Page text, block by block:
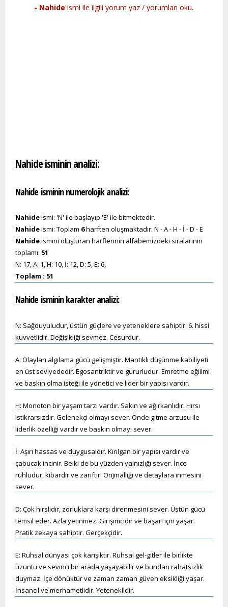
- Nahide ismi ile ilgili yorum yaz / yorumları oku.
Nahide isminin analizi:
Nahide isminin numerolojik analizi:
Nahideismi: 'N' ile başlayıp 'E' ile bitmektedir.
Nahideismi: Toplam 6harften oluşmaktadır: N - A - H - İ - D - E
Nahideismini oluşturan harflerinin alfabemizdeki sıralarının
toplamı: 51
N: 17, A: 1, H: 10, İ: 12, D: 5, E: 6,
Toplam : 51
Nahide isminin karakter analizi:
N: Sağduyuludur, üstün güçlere ve yeteneklere sahiptir. 6. hissi
kuvvetlidir. Değişikliği sevmez. Cesurdur.
A: Olayları algılama gücü gelişmiştir. Mantıklı düşünme kabiliyeti
en üst seviyededir. Egosantriktir ve gururludur. Emretme eğilimi
ve baskın olma isteği ile yönetici ve lider bir yapısı vardır.
H: Monoton bir yaşam tarzı vardır. Sakin ve ağırkanlıdır. Hırsı
istikrarsızdır. Gelenekçi olmayı sever. Önde gitme arzusu ile
liderlik özelliği vardır ve baskın olmayı sever.
İ: Aşırı hassas ve duygusaldır. Kırılgan bir yapısı vardır ve
çabucak incinir. Belki de bu yüzden yalnızlığı sever. İnce
ruhludur, kibardır ve zariftir. Orijinalliği ve detaylara inmesini
sever.
D: Çok hırslıdır, zorluklara karşı direnmesini sever. Üstün gücü
temsil eder. Azla yetinmez. Girişimcidir ve başarı için yaşar.
Pratik zekaya sahiptir. Gerçekçidir.
E: Ruhsal dünyası çok karışıktır. Ruhsal gel-gitler ile birlikte
üzüntü ve sevinci bir arada yaşayabilir ve bundan rahatsızlık
duymaz. İçe dönüktür ve zaman zaman güven eksikliği yaşar.
İnsancıl ve merhametlidir. Yeteneklidir.